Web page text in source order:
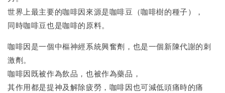
世界上最主要的咖啡因來源是咖啡豆（咖啡樹的種子），
同時咖啡豆也是咖啡的原料。
咖啡因是一個中樞神經系統興奮劑，也是一個新陳代謝的刺
激劑。
咖啡因既被作為飲品，也被作為藥品，
其作用都是提神及解除疲勞，咖啡因也可減低頭痛時的痛